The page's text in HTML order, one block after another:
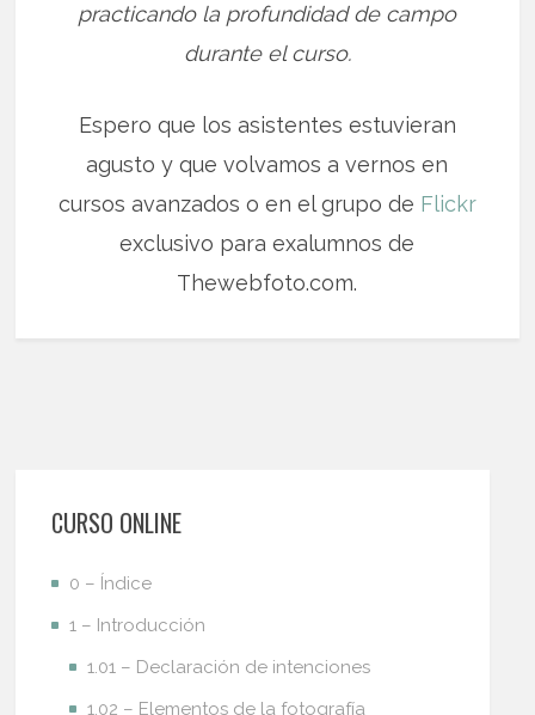
practicando la profundidad de campo
durante el curso.
Espero que los asistentes estuvieran
agusto y que volvamos a vernos en
cursos avanzados o en el grupo de Flickr
exclusivo para exalumnos de
Thewebfoto.com.
CURSO ONLINE
0 – Índice
1 – Introducción
1.01 – Declaración de intenciones
1.02 – Elementos de la fotografía